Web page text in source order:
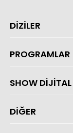
DİZİLER
PROGRAMLAR
SHOW DİJİTAL
DİĞER